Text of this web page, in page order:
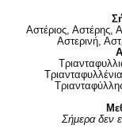
Αστέριος, Αστέρης,
Αστερινή,
Σήμερα δεν